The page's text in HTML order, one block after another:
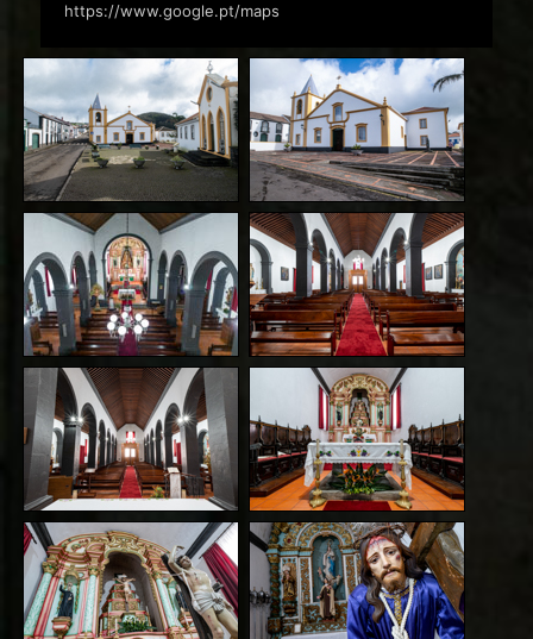
https://www.google.pt/maps